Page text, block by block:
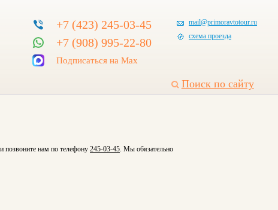
+7 (423) 245-03-45
+7 (908) 995-22-80
Подписаться на Max
mail@primoravtotour.ru
схема проезда
Поиск по сайту
позвоните нам по телефону 245-03-45. Мы обязательно